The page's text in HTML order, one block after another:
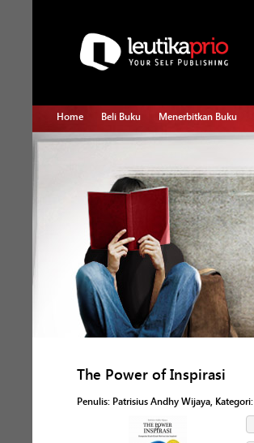
Home Beli Buku Menerbitkan Buku
The Power of Inspirasi
Penulis: Patrisius Andhy Wijaya, Kategori: